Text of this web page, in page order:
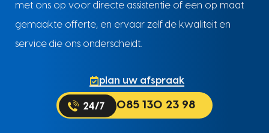
met ons op voor directe assistentie of een op maat
gemaakte offerte, en ervaar zelf de kwaliteit en
service die ons onderscheidt.
plan uw afspraak
085 130 23 98